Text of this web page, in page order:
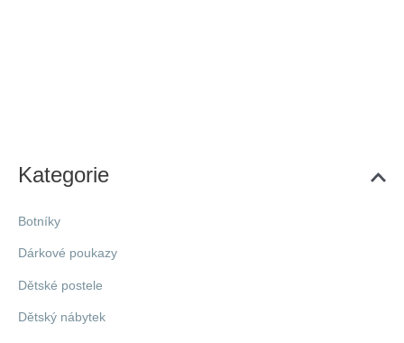
Kategorie
Botníky
Dárkové poukazy
Dětské postele
Dětský nábytek